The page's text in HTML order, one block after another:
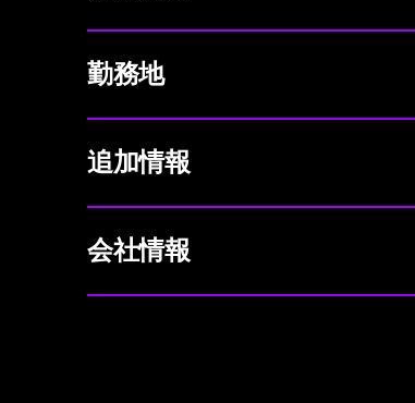
勤務地
追加情報
会社情報